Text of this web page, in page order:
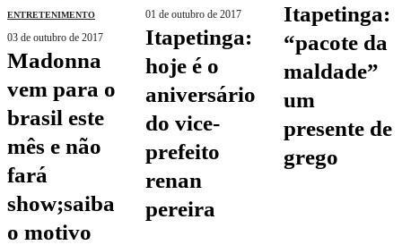
ENTRETENIMENTO
03 de outubro de 2017
madonna
vem para o
brasil este
mês e não
fará
show;saiba
o motivo
01 de outubro de 2017
itapetinga:
hoje é o
aniversário
do vice-
prefeito
renan
pereira
itapetinga:
“pacote da
maldade”
um
presente de
grego